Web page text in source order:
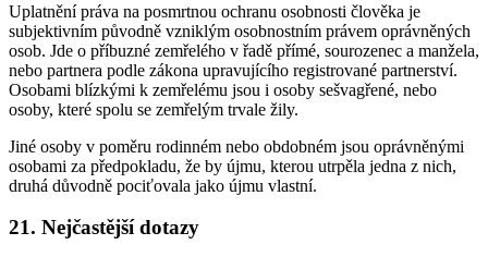
Uplatnění práva na posmrtnou ochranu osobnosti člověka je
subjektivním původně vzniklým osobnostním právem oprávněných
osob. Jde o příbuzné zemřelého v řadě přímé, sourozenec a manžela,
nebo partnera podle zákona upravujícího registrované partnerství.
Osobami blízkými k zemřelému jsou i osoby sešvagřené, nebo
osoby, které spolu se zemřelým trvale žily.
Jiné osoby v poměru rodinném nebo obdobném jsou oprávněnými
osobami za předpokladu, že by újmu, kterou utrpěla jedna z nich,
druhá důvodně pociťovala jako újmu vlastní.
21. Nejčastější dotazy